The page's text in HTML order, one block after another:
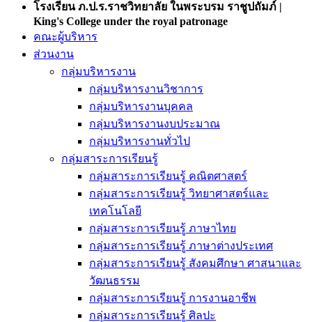
โรงเรียน ภ.ป.ร.ราชวิทยาลัย ในพระบรม ราชูปถัมภ์ |
King's College under the royal patronage
คณะผู้บริหาร
ส่วนงาน
กลุ่มบริหารงาน
กลุ่มบริหารงานวิชาการ
กลุ่มบริหารงานบุคคล
กลุ่มบริหารงานงบประมาณ
กลุ่มบริหารงานทั่วไป
กลุ่มสาระการเรียนรู้
กลุ่มสาระการเรียนรู้ คณิตศาสตร์
กลุ่มสาระการเรียนรู้ วิทยาศาสตร์และ
เทคโนโลยี
กลุ่มสาระการเรียนรู้ ภาษาไทย
กลุ่มสาระการเรียนรู้ ภาษาต่างประเทศ
กลุ่มสาระการเรียนรู้ สังคมศึกษา ศาสนาและ
วัฒนธรรม
กลุ่มสาระการเรียนรู้ การงานอาชีพ
กลุ่มสาระการเรียนรู้ ศิลปะ